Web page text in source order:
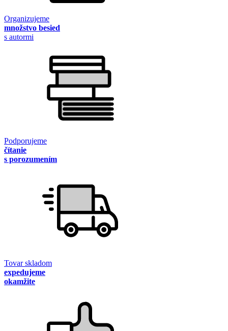
Organizujeme
množstvo besied
s autormi
Podporujeme
čítanie
s porozumením
Tovar skladom
expedujeme
okamžite